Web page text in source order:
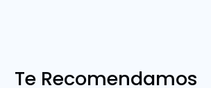
Te Recomendamos